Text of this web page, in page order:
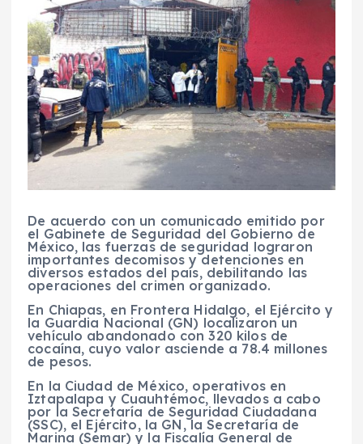
De acuerdo con un comunicado emitido por
el Gabinete de Seguridad del Gobierno de
México, las fuerzas de seguridad lograron
importantes decomisos y detenciones en
diversos estados del país, debilitando las
operaciones del crimen organizado.
En Chiapas, en Frontera Hidalgo, el Ejército y
la Guardia Nacional (GN) localizaron un
vehículo abandonado con 320 kilos de
cocaína, cuyo valor asciende a 78.4 millones
de pesos.
En la Ciudad de México, operativos en
Iztapalapa y Cuauhtémoc, llevados a cabo
por la Secretaría de Seguridad Ciudadana
(SSC), el Ejército, la GN, la Secretaría de
Marina (Semar) y la Fiscalía General de